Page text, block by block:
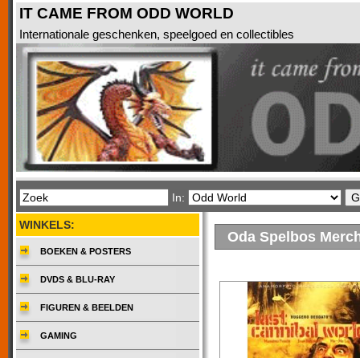
IT CAME FROM ODD WORLD
Internationale geschenken, speelgoed en collectibles
In:
Oda Spelbos
WINKELS:
BOEKEN & POSTERS
DVDS & BLU-RAY
FIGUREN & BEELDEN
GAMING